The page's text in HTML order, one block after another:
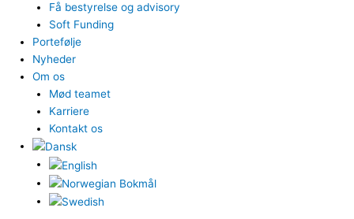
Få bestyrelse og advisory
Soft Funding
Portefølje
Nyheder
Om os
Mød teamet
Karriere
Kontakt os